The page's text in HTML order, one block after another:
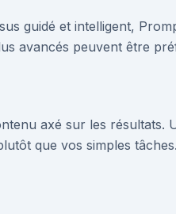
guidé et intelligent,
avancés peuvent être
axé sur les résultats.
que vos simples tâches.